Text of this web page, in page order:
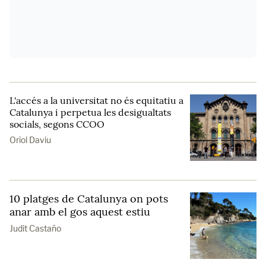
L'accés a la universitat no és equitatiu a
Catalunya i perpetua les desigualtats
socials, segons CCOO
Oriol Daviu
10 platges de Catalunya on pots
anar amb el gos aquest estiu
Judit Castaño